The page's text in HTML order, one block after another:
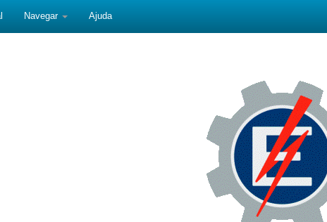
Navegar Ajuda